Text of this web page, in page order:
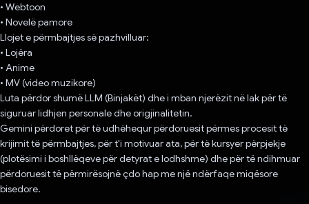
• Webtoon
• Novelë pamore
Llojet e përmbajtjes së pazhvilluar:
• Lojëra
• Anime
• MV (video muzikore)
Luta përdor shumë LLM (Binjakët) dhe i mban njerëzit në lak për të
siguruar lidhjen personale dhe origjinalitetin.
Gemini përdoret për të udhëhequr përdoruesit përmes procesit të
krijimit të përmbajtjes, për t'i motivuar ata, për të kursyer përpjekje
(plotësimi i boshllëqeve për detyrat e lodhshme) dhe për të ndihmuar
përdoruesit të përmirësojnë çdo hap me një ndërfaqe miqësore
bisedore.